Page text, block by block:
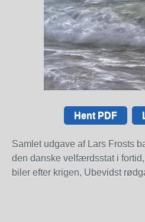
Hent PDF
Samlet udgave af Lars Frosts
den danske velfærdsstat i
biler efter krigen, Ubevidst